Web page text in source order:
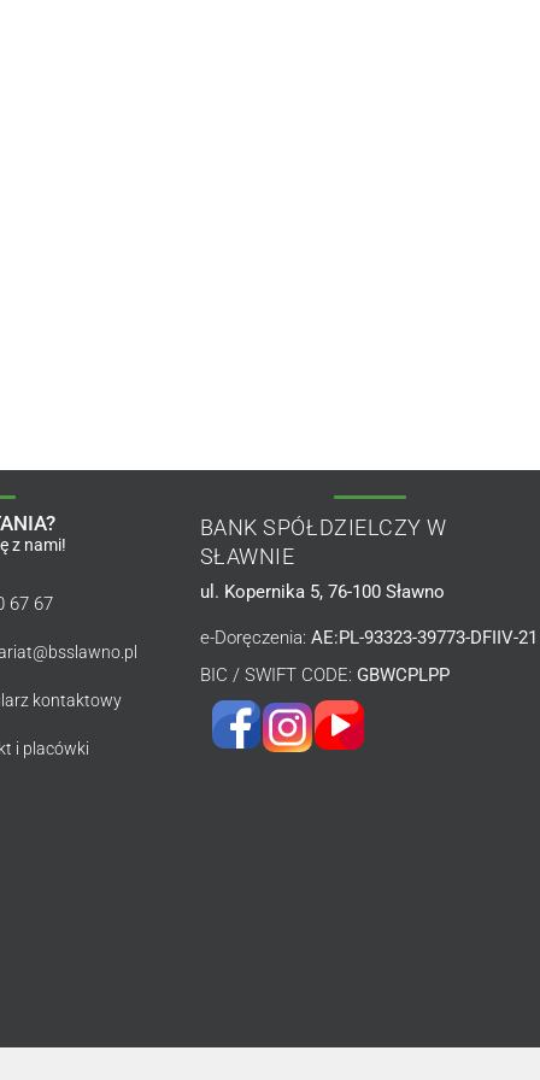
z nami!
67 67
kontaktowy
i placówki
BANK SPÓŁDZIELCZY W
SŁAWNIE
ul. Kopernika 5, 76-100 Sławno
e-Doręczenia: AE:PL-93323-39773-DFIIV-21
BIC / SWIFT CODE: GBWCPLPP